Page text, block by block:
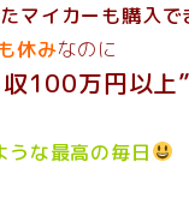
マイカーも購入で
休みなのに
100万円以上”
うな最高の毎日